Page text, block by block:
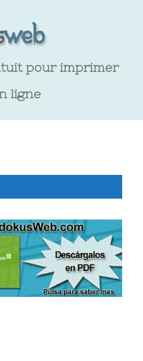
pour imprimer
ligne